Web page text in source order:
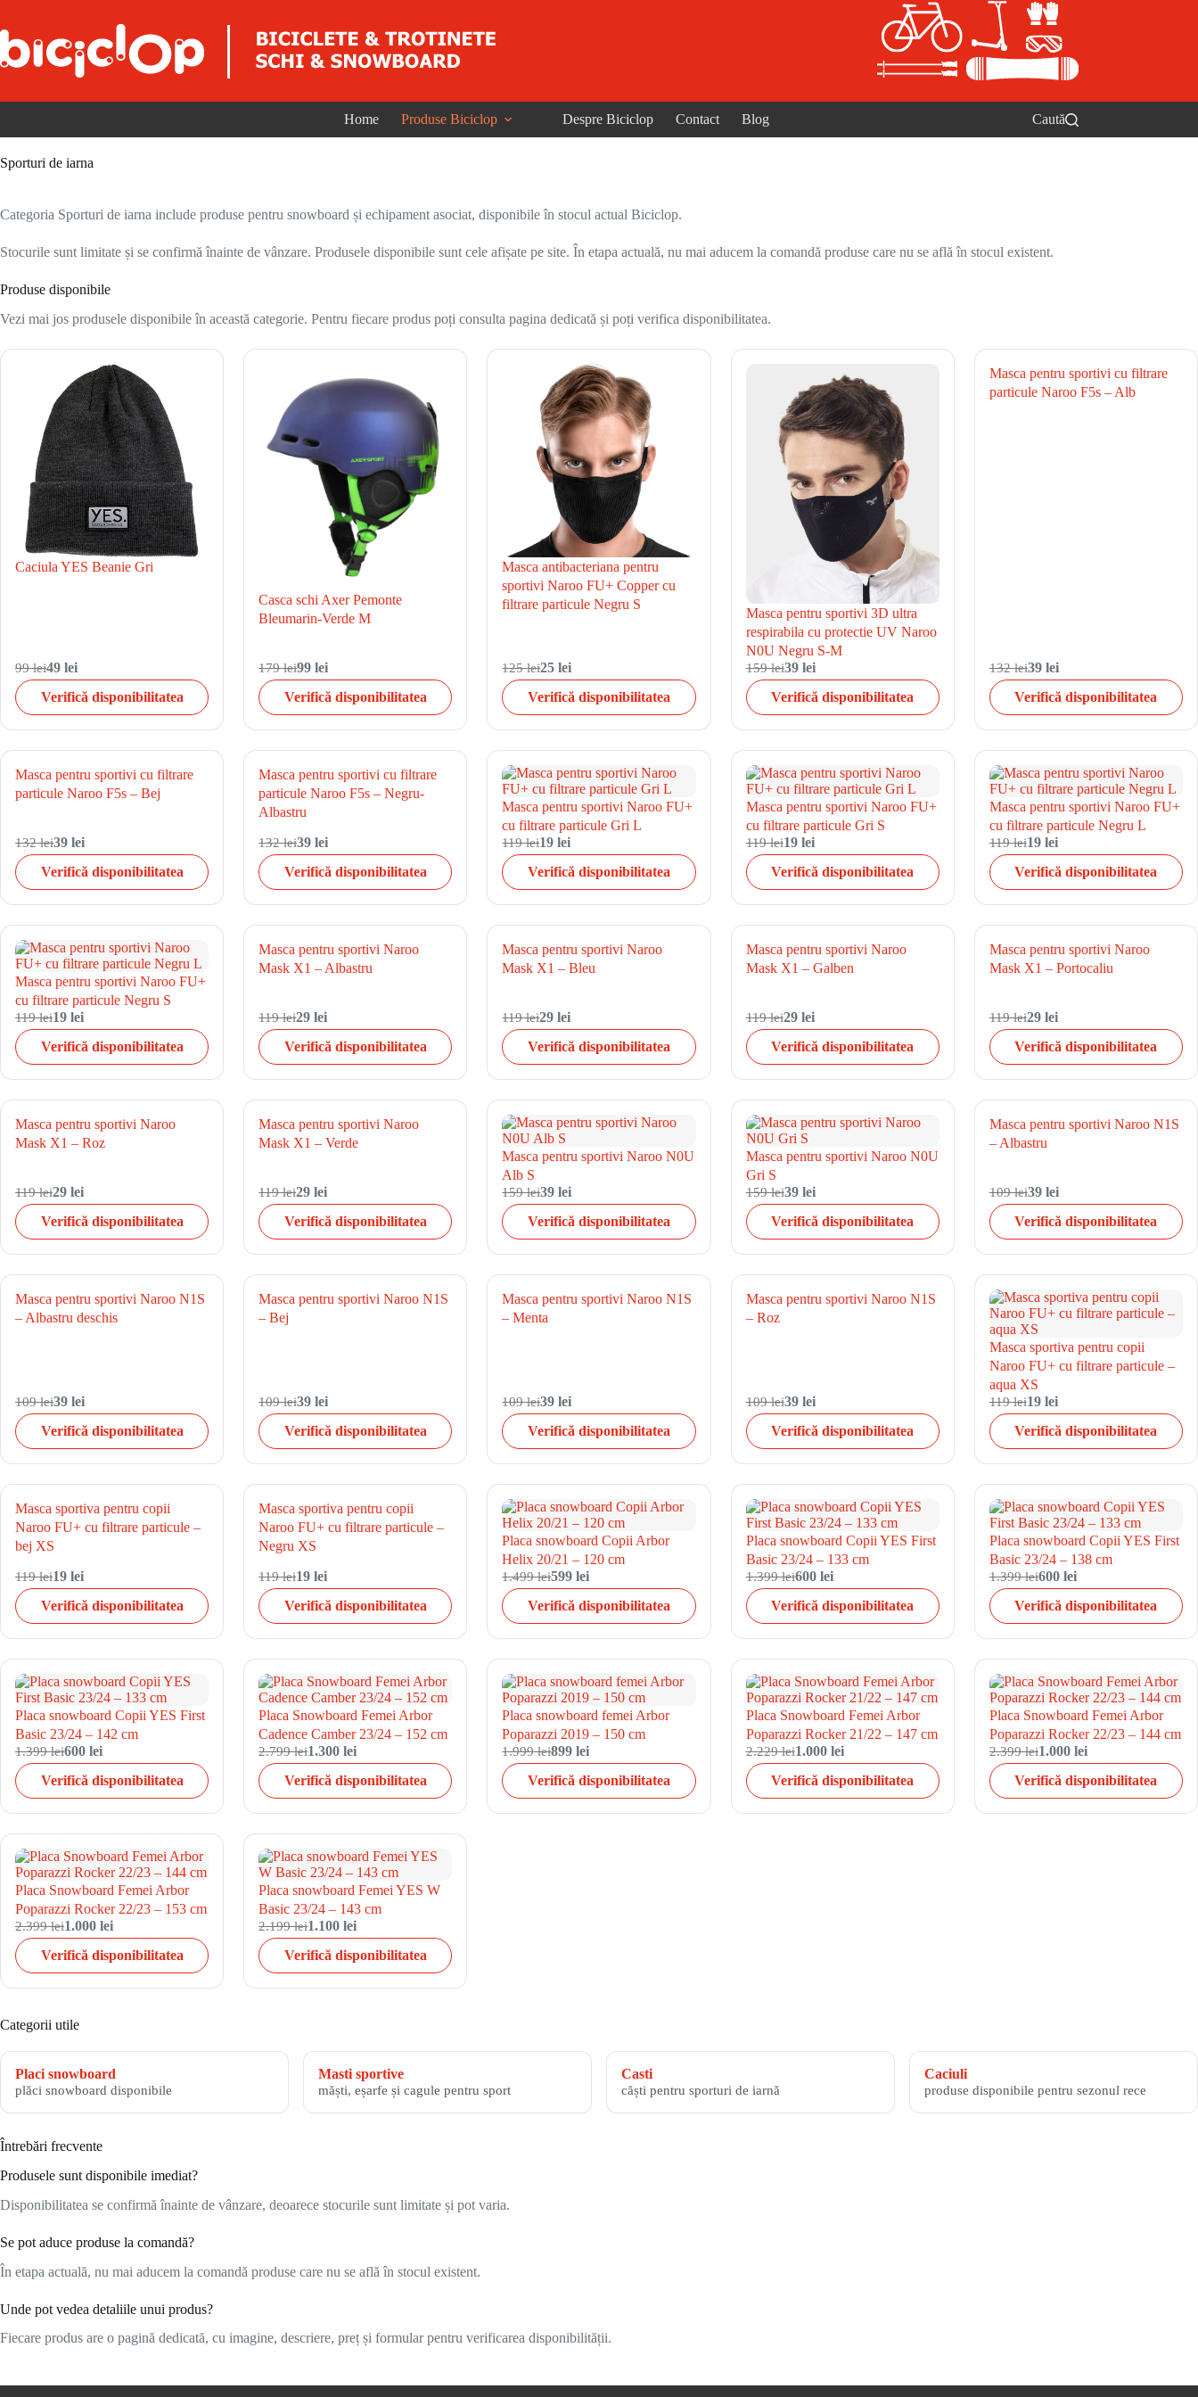
Home Produse Biciclop Despre Biciclop Contact Blog Caută
Sporturi de iarna
Categoria Sporturi de iarna include produse pentru snowboard și echipament asociat, disponibile în stocul actual Biciclop.
Stocurile sunt limitate și se confirmă înainte de vânzare. Produsele disponibile sunt cele afișate pe site. În etapa actuală, nu mai aducem la comandă produse care nu se află în stocul existent.
Produse disponibile
Vezi mai jos produsele disponibile în această categorie. Pentru fiecare produs poți consulta pagina dedicată și poți verifica disponibilitatea.
Caciula YES Beanie Gri
99 lei49 lei
Verifică disponibilitatea
Casca schi Axer Pemonte
Bleumarin-Verde M
179 lei99 lei
Verifică disponibilitatea
Masca antibacteriana pentru
sportivi Naroo FU+ Copper cu
filtrare particule Negru S
125 lei25 lei
Verifică disponibilitatea
Masca pentru sportivi 3D ultra
respirabila cu protectie UV Naroo
N0U Negru S-M
159 lei39 lei
Verifică disponibilitatea
Masca pentru sportivi cu filtrare
particule Naroo F5s – Alb
132 lei39 lei
Verifică disponibilitatea
Masca pentru sportivi cu filtrare
particule Naroo F5s – Bej
132 lei39 lei
Verifică disponibilitatea
Masca pentru sportivi cu filtrare
particule Naroo F5s – Negru-
Albastru
132 lei39 lei
Verifică disponibilitatea
Masca pentru sportivi Naroo FU+
cu filtrare particule Gri L
119 lei19 lei
Verifică disponibilitatea
Masca pentru sportivi Naroo FU+
cu filtrare particule Gri S
119 lei19 lei
Verifică disponibilitatea
Masca pentru sportivi Naroo FU+
cu filtrare particule Negru L
119 lei19 lei
Verifică disponibilitatea
Masca pentru sportivi Naroo FU+
cu filtrare particule Negru S
119 lei19 lei
Verifică disponibilitatea
Masca pentru sportivi Naroo
Mask X1 – Albastru
119 lei29 lei
Verifică disponibilitatea
Masca pentru sportivi Naroo
Mask X1 – Bleu
119 lei29 lei
Verifică disponibilitatea
Masca pentru sportivi Naroo
Mask X1 – Galben
119 lei29 lei
Verifică disponibilitatea
Masca pentru sportivi Naroo
Mask X1 – Portocaliu
119 lei29 lei
Verifică disponibilitatea
Masca pentru sportivi Naroo
Mask X1 – Roz
119 lei29 lei
Verifică disponibilitatea
Masca pentru sportivi Naroo
Mask X1 – Verde
119 lei29 lei
Verifică disponibilitatea
Masca pentru sportivi Naroo N0U
Alb S
159 lei39 lei
Verifică disponibilitatea
Masca pentru sportivi Naroo N0U
Gri S
159 lei39 lei
Verifică disponibilitatea
Masca pentru sportivi Naroo N1S
– Albastru
109 lei39 lei
Verifică disponibilitatea
Masca pentru sportivi Naroo N1S
– Albastru deschis
109 lei39 lei
Verifică disponibilitatea
Masca pentru sportivi Naroo N1S
– Bej
109 lei39 lei
Verifică disponibilitatea
Masca pentru sportivi Naroo N1S
– Menta
109 lei39 lei
Verifică disponibilitatea
Masca pentru sportivi Naroo N1S
– Roz
109 lei39 lei
Verifică disponibilitatea
Masca sportiva pentru copii
Naroo FU+ cu filtrare particule –
aqua XS
119 lei19 lei
Verifică disponibilitatea
Masca sportiva pentru copii
Naroo FU+ cu filtrare particule –
bej XS
119 lei19 lei
Verifică disponibilitatea
Masca sportiva pentru copii
Naroo FU+ cu filtrare particule –
Negru XS
119 lei19 lei
Verifică disponibilitatea
Placa snowboard Copii Arbor
Helix 20/21 – 120 cm
1.499 lei599 lei
Verifică disponibilitatea
Placa snowboard Copii YES First
Basic 23/24 – 133 cm
1.399 lei600 lei
Verifică disponibilitatea
Placa snowboard Copii YES First
Basic 23/24 – 138 cm
1.399 lei600 lei
Verifică disponibilitatea
Placa snowboard Copii YES First
Basic 23/24 – 142 cm
1.399 lei600 lei
Verifică disponibilitatea
Placa Snowboard Femei Arbor
Cadence Camber 23/24 – 152 cm
2.799 lei1.300 lei
Verifică disponibilitatea
Placa snowboard femei Arbor
Poparazzi 2019 – 150 cm
1.999 lei899 lei
Verifică disponibilitatea
Placa Snowboard Femei Arbor
Poparazzi Rocker 21/22 – 147 cm
2.229 lei1.000 lei
Verifică disponibilitatea
Placa Snowboard Femei Arbor
Poparazzi Rocker 22/23 – 144 cm
2.399 lei1.000 lei
Verifică disponibilitatea
Placa Snowboard Femei Arbor
Poparazzi Rocker 22/23 – 153 cm
2.399 lei1.000 lei
Verifică disponibilitatea
Placa snowboard Femei YES W
Basic 23/24 – 143 cm
2.199 lei1.100 lei
Verifică disponibilitatea
Categorii utile
Placi snowboard
plăci snowboard disponibile
Masti sportive
măști, eșarfe și cagule pentru sport
Casti
căști pentru sporturi de iarnă
Caciuli
produse disponibile pentru sezonul rece
Întrebări frecvente
Produsele sunt disponibile imediat?
Disponibilitatea se confirmă înainte de vânzare, deoarece stocurile sunt limitate și pot varia.
Se pot aduce produse la comandă?
În etapa actuală, nu mai aducem la comandă produse care nu se află în stocul existent.
Unde pot vedea detaliile unui produs?
Fiecare produs are o pagină dedicată, cu imagine, descriere, preț și formular pentru verificarea disponibilității.